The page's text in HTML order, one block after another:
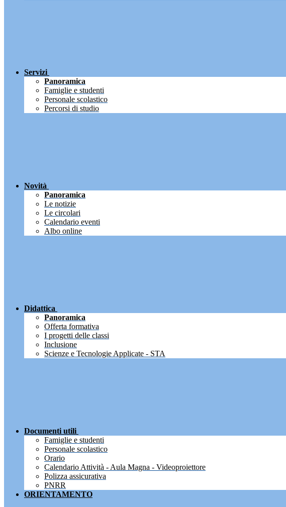
Servizi
Panoramica
Famiglie e studenti
Personale scolastico
Percorsi di studio
Novità
Panoramica
Le notizie
Le circolari
Calendario eventi
Albo online
Didattica
Panoramica
Offerta formativa
I progetti delle classi
Inclusione
Scienze e Tecnologie Applicate - STA
Documenti utili
Famiglie e studenti
Personale scolastico
Orario
Calendario Attività - Aula Magna - Videoproiettore
Polizza assicurativa
PNRR
ORIENTAMENTO